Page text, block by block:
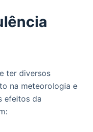
ter diversos
na meteorologia e
efeitos da